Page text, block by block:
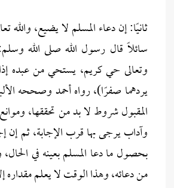
ثانيًا: إن دعاء المسلم لا يضيع، والله
سائلاً قال رسول الله صلى الله
وتعالى حي كريم، يستحي من عبده
يردهما صفرًا)، رواه أحمد وصححه
المقبول شروط لا بد من تحققها،
وآداب يرجى بها قرب الإجابة، ثم إن
بحصول ما دعا المسلم بعينه في
من دعائه، وهذا الوقت لا يعلم مقداره